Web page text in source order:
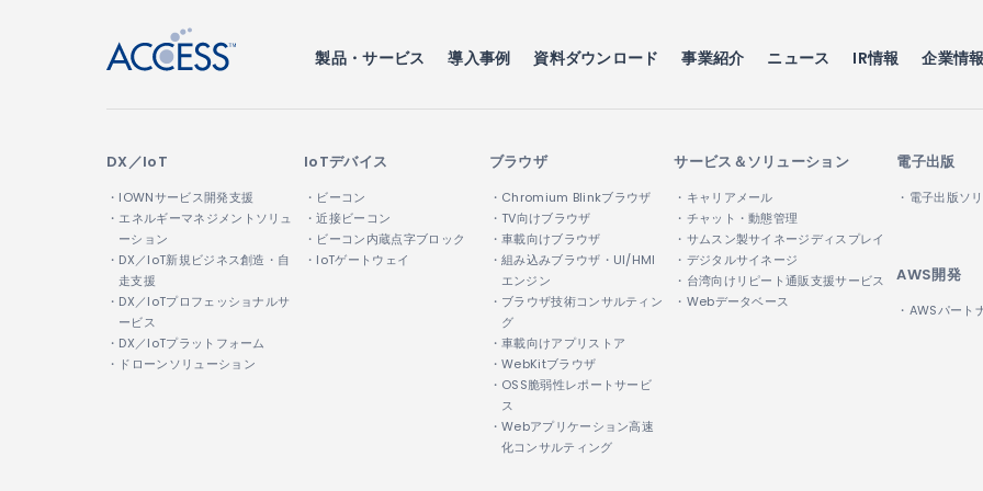
製品・サービス 導入事例 資料ダウンロード 事業紹介 ニュース IR情報 企業情
DX／IoT
・IOWNサービス開発支援
・エネルギーマネジメントソリュ
ーション
・DX／IoT新規ビジネス創造・自
走支援
・DX／IoTプロフェッショナルサ
ービス
・DX／IoTプラットフォーム
・ドローンソリューション
IoTデバイス
・ビーコン
・近接ビーコン
・ビーコン内蔵点字ブロック
・IoTゲートウェイ
ブラウザ
・Chromium Blinkブラウザ
・TV向けブラウザ
・車載向けブラウザ
・組み込みブラウザ・UI/HMI
エンジン
・ブラウザ技術コンサルティン
グ
・車載向けアプリストア
・WebKitブラウザ
・OSS脆弱性レポートサービ
ス
・Webアプリケーション高速
化コンサルティング
サービス＆ソリューション
・キャリアメール
・チャット・動態管理
・サムスン製サイネージディスプレイ
・デジタルサイネージ
・台湾向けリピート通販支援サービス
・Webデータベース
電子出版
・電子出版ソ
AWS開発
・AWSパート